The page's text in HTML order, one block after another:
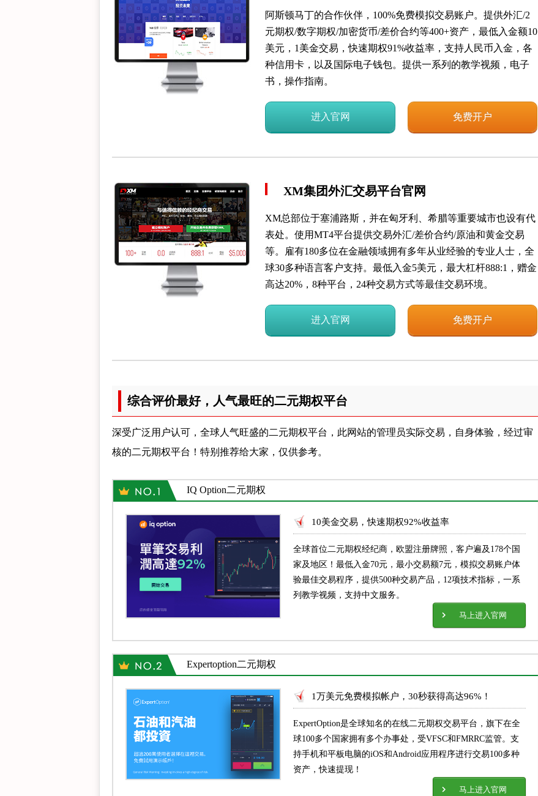
阿斯顿马丁的合作伙伴，100%免费模拟交易账户。提供外汇/2
元期权/数字期权/加密货币/差价合约等400+资产，最低入金额10
美元，1美金交易，快速期权91%收益率，支持人民币入金，各
种信用卡，以及国际电子钱包。提供一系列的教学视频，电子
书，操作指南。
进入官网 免费开户
XM集团外汇交易平台官网
XM总部位于塞浦路斯，并在匈牙利、希腊等重要城市也设有代
表处。使用MT4平台提供交易外汇/差价合约/原油和黄金交易
等。雇有180多位在金融领域拥有多年从业经验的专业人士，全
球30多种语言客户支持。最低入金5美元，最大杠杆888:1，赠金
高达20%，8种平台，24种交易方式等最佳交易环境。
进入官网 免费开户
综合评价最好，人气最旺的二元期权平台
深受广泛用户认可，全球人气旺盛的二元期权平台，此网站的管理员实际交易，自身体验，经过审
核的二元期权平台！特别推荐给大家，仅供参考。
IQ Option二元期权
10美金交易，快速期权92%收益率
全球首位二元期权经纪商，欧盟注册牌照，客户遍及178个国
家及地区！最低入金70元，最小交易额7元，模拟交易账户体
验最佳交易程序，提供500种交易产品，12项技术指标，一系
列教学视频，支持中文服务。
马上进入官网
Expertoption二元期权
1万美元免费模拟帐户，30秒获得高达96%！
ExpertOption是全球知名的在线二元期权交易平台，旗下在全
球100多个国家拥有多个办事处，受VFSC和FMRRC监管。支
持手机和平板电脑的iOS和Android应用程序进行交易100多种
资产，快速提现！
马上进入官网